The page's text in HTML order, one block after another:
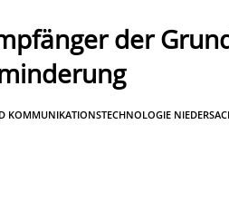
der
KOMMUNIKATIONSTECHNOLOGIE